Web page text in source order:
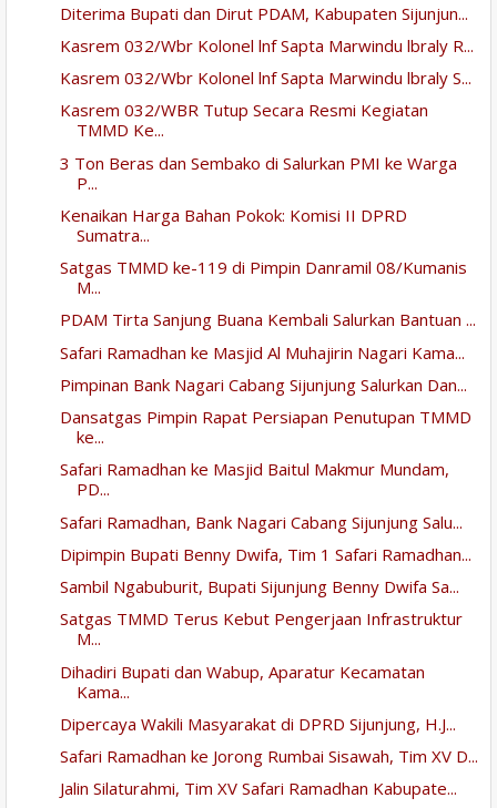
Diterima Bupati dan Dirut PDAM, Kabupaten Sijunjun...
Kasrem 032/Wbr Kolonel lnf Sapta Marwindu lbraly R...
Kasrem 032/Wbr Kolonel lnf Sapta Marwindu lbraly S...
Kasrem 032/WBR Tutup Secara Resmi Kegiatan
TMMD Ke...
3 Ton Beras dan Sembako di Salurkan PMI ke Warga
P...
Kenaikan Harga Bahan Pokok: Komisi II DPRD
Sumatra...
Satgas TMMD ke-119 di Pimpin Danramil 08/Kumanis
M...
PDAM Tirta Sanjung Buana Kembali Salurkan Bantuan ...
Safari Ramadhan ke Masjid Al Muhajirin Nagari Kama...
Pimpinan Bank Nagari Cabang Sijunjung Salurkan Dan...
Dansatgas Pimpin Rapat Persiapan Penutupan TMMD
ke...
Safari Ramadhan ke Masjid Baitul Makmur Mundam,
PD...
Safari Ramadhan, Bank Nagari Cabang Sijunjung Salu...
Dipimpin Bupati Benny Dwifa, Tim 1 Safari Ramadhan...
Sambil Ngabuburit, Bupati Sijunjung Benny Dwifa Sa...
Satgas TMMD Terus Kebut Pengerjaan Infrastruktur
M...
Dihadiri Bupati dan Wabup, Aparatur Kecamatan
Kama...
Dipercaya Wakili Masyarakat di DPRD Sijunjung, H.J...
Safari Ramadhan ke Jorong Rumbai Sisawah, Tim XV D...
Jalin Silaturahmi, Tim XV Safari Ramadhan Kabupate...